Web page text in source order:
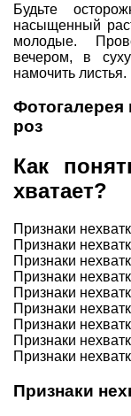
Будьте
насыщенный
молодые.
вечером, в
намочить листья.
Фотогалерея
роз
Как
хватает?
Признаки
Признаки
Признаки
Признаки
Признаки
Признаки
Признаки
Признаки
Признаки
Признаки